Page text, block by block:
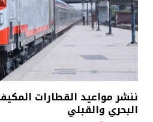
ننشر مواعيد القطارات
البحري والقبلي